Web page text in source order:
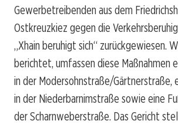
Gewerbetreibenden aus dem
Ostkreuzkiez gegen die
„Xhain beruhigt sich“ zurückgewiesen.
berichtet, umfassen diese Maßnahmen
in der Modersohnstraße/Gärtnerstraße,
in der Niederbarnimstraße sowie eine
der Scharnweberstraße. Das Gericht